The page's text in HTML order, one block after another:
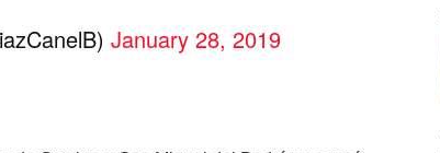
January 28, 2019